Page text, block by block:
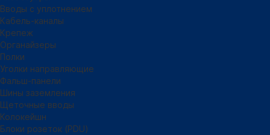
Вводы с уплотнением
Кабель-каналы
Крепеж
Органайзеры
Полки
Уголки направляющие
Фальш-панели
Шины заземления
Щеточные вводы
Колокейшн
Блоки розеток (PDU)